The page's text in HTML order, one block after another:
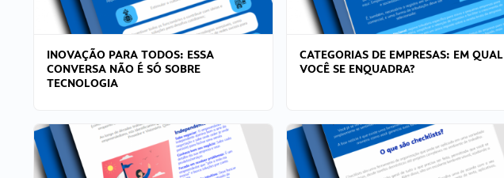
INOVAÇÃO PARA TODOS: ESSA
CONVERSA NÃO É SÓ SOBRE
TECNOLOGIA
CATEGORIAS DE EMPRESAS: EM QUAL
VOCÊ SE ENQUADRA?